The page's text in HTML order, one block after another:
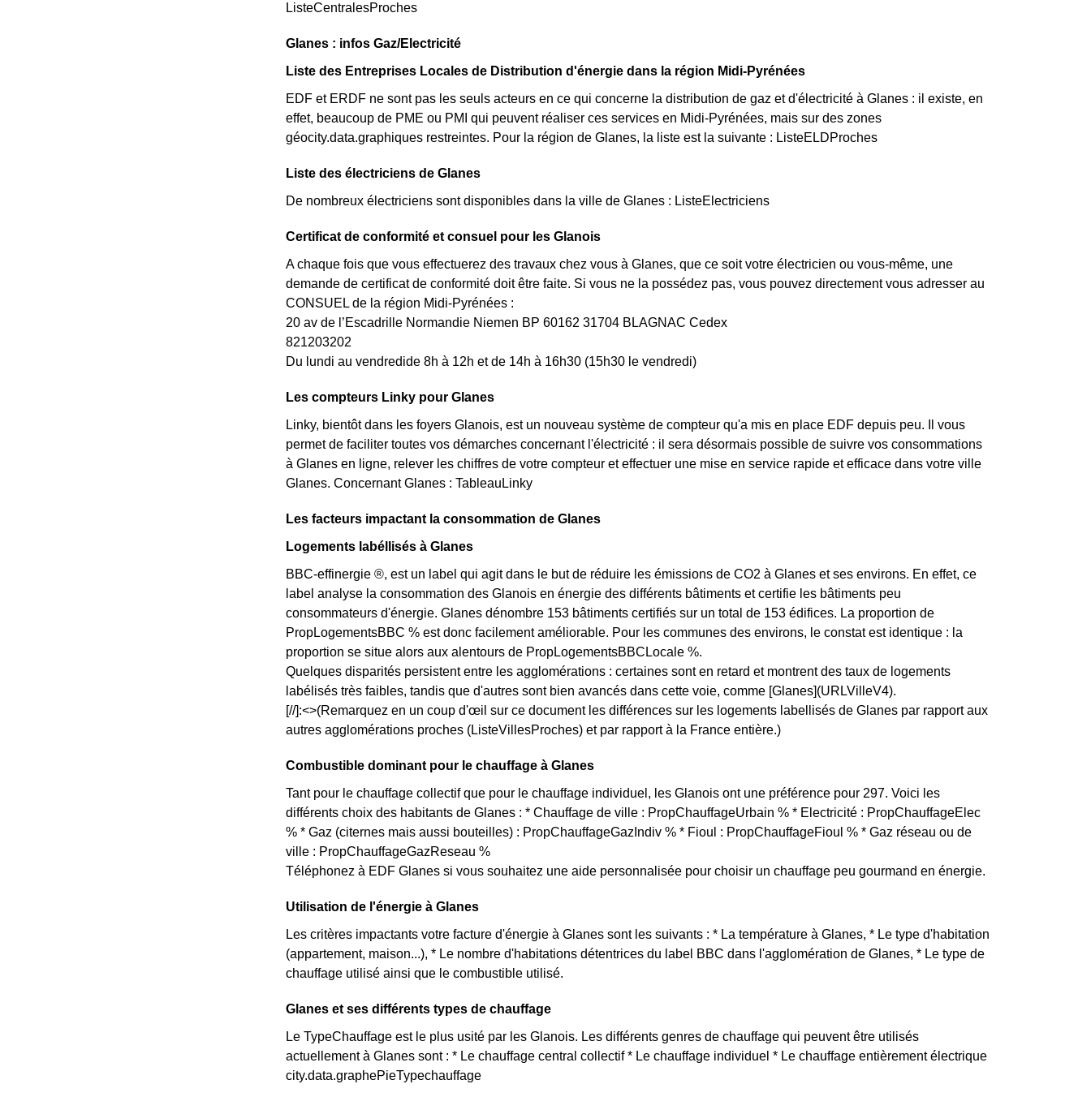
ListeCentralesProches
Glanes : infos Gaz/Electricité
Liste des Entreprises Locales de Distribution d'énergie dans la région Midi-Pyrénées
EDF et ERDF ne sont pas les seuls acteurs en ce qui concerne la distribution de gaz et d'électricité à Glanes : il existe, en
effet, beaucoup de PME ou PMI qui peuvent réaliser ces services en Midi-Pyrénées, mais sur des zones
géocity.data.graphiques restreintes. Pour la région de Glanes, la liste est la suivante : ListeELDProches
Liste des électriciens de Glanes
De nombreux électriciens sont disponibles dans la ville de Glanes : ListeElectriciens
Certificat de conformité et consuel pour les Glanois
A chaque fois que vous effectuerez des travaux chez vous à Glanes, que ce soit votre électricien ou vous-même, une
demande de certificat de conformité doit être faite. Si vous ne la possédez pas, vous pouvez directement vous adresser au
CONSUEL de la région Midi-Pyrénées :
20 av de l’Escadrille Normandie Niemen BP 60162 31704 BLAGNAC Cedex
821203202
Du lundi au vendredide 8h à 12h et de 14h à 16h30 (15h30 le vendredi)
Les compteurs Linky pour Glanes
Linky, bientôt dans les foyers Glanois, est un nouveau système de compteur qu'a mis en place EDF depuis peu. Il vous
permet de faciliter toutes vos démarches concernant l'électricité : il sera désormais possible de suivre vos consommations
à Glanes en ligne, relever les chiffres de votre compteur et effectuer une mise en service rapide et efficace dans votre ville
Glanes. Concernant Glanes : TableauLinky
Les facteurs impactant la consommation de Glanes
Logements labéllisés à Glanes
BBC-effinergie ®, est un label qui agit dans le but de réduire les émissions de CO2 à Glanes et ses environs. En effet, ce
label analyse la consommation des Glanois en énergie des différents bâtiments et certifie les bâtiments peu
consommateurs d'énergie. Glanes dénombre 153 bâtiments certifiés sur un total de 153 édifices. La proportion de
PropLogementsBBC % est donc facilement améliorable. Pour les communes des environs, le constat est identique : la
proportion se situe alors aux alentours de PropLogementsBBCLocale %.
Quelques disparités persistent entre les agglomérations : certaines sont en retard et montrent des taux de logements
labélisés très faibles, tandis que d'autres sont bien avancés dans cette voie, comme [Glanes](URLVilleV4).
[//]:<>(Remarquez en un coup d'œil sur ce document les différences sur les logements labellisés de Glanes par rapport aux
autres agglomérations proches (ListeVillesProches) et par rapport à la France entière.)
Combustible dominant pour le chauffage à Glanes
Tant pour le chauffage collectif que pour le chauffage individuel, les Glanois ont une préférence pour 297. Voici les
différents choix des habitants de Glanes : * Chauffage de ville : PropChauffageUrbain % * Electricité : PropChauffageElec
% * Gaz (citernes mais aussi bouteilles) : PropChauffageGazIndiv % * Fioul : PropChauffageFioul % * Gaz réseau ou de
ville : PropChauffageGazReseau %
Téléphonez à EDF Glanes si vous souhaitez une aide personnalisée pour choisir un chauffage peu gourmand en énergie.
Utilisation de l'énergie à Glanes
Les critères impactants votre facture d'énergie à Glanes sont les suivants : * La température à Glanes, * Le type d'habitation
(appartement, maison...), * Le nombre d'habitations détentrices du label BBC dans l'agglomération de Glanes, * Le type de
chauffage utilisé ainsi que le combustible utilisé.
Glanes et ses différents types de chauffage
Le TypeChauffage est le plus usité par les Glanois. Les différents genres de chauffage qui peuvent être utilisés
actuellement à Glanes sont : * Le chauffage central collectif * Le chauffage individuel * Le chauffage entièrement électrique
city.data.graphePieTypechauffage